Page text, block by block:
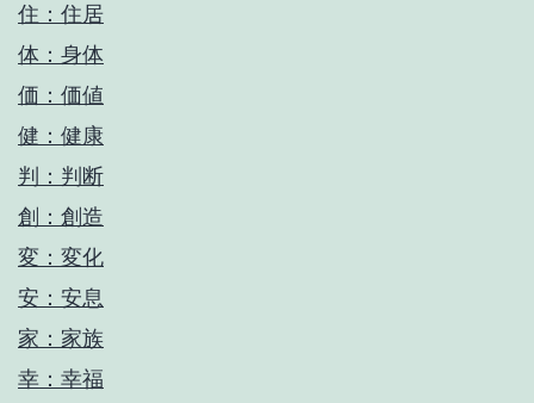
住：住居
体：身体
価：価値
健：健康
判：判断
創：創造
変：変化
安：安息
家：家族
幸：幸福